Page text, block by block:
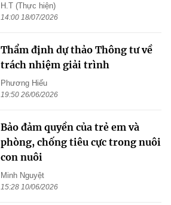
H.T (Thực hiện)
14:00 18/07/2026
Thẩm định dự thảo Thông tư về
trách nhiệm giải trình
Phương Hiếu
19:50 26/06/2026
Bảo đảm quyền của trẻ em và
phòng, chống tiêu cực trong nuôi
con nuôi
Minh Nguyệt
15:28 10/06/2026